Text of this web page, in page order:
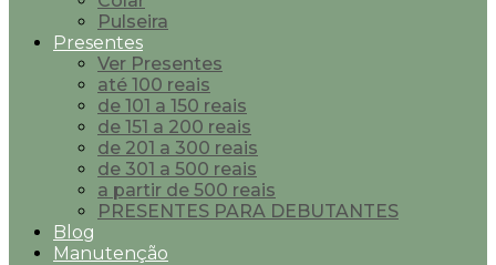
Pulseira
Presentes
Ver Presentes
até 100 reais
de 101 a 150 reais
de 151 a 200 reais
de 201 a 300 reais
de 301 a 500 reais
a partir de 500 reais
PRESENTES PARA DEBUTANTES
Blog
Manutenção